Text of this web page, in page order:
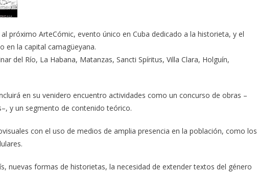
próximo ArteCómic, evento único en Cuba dedicado a la historieta, y el
en la capital camagüeyana.
del Río, La Habana, Matanzas, Sancti Spíritus, Villa Clara, Holguín,
en su venidero encuentro actividades como un concurso de obras –
y un segmento de contenido teórico.
con el uso de medios de amplia presencia en la población, como los
nuevas formas de historietas, la necesidad de extender textos del género